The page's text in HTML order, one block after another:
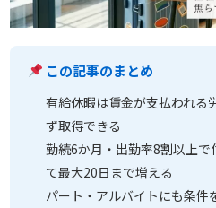
この記事のまとめ
有給休暇は賃金が支払われる
ず取得できる
勤続6か月・出勤率8割以上
て最大20日まで増える
パート・アルバイトにも条件